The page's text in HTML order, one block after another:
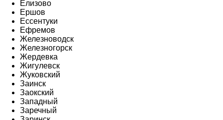
Елизово
Ершов
Ессентуки
Ефремов
Железноводск
Железногорск
Жердевка
Жигулевск
Жуковский
Заинск
Заокский
Западный
Заречный